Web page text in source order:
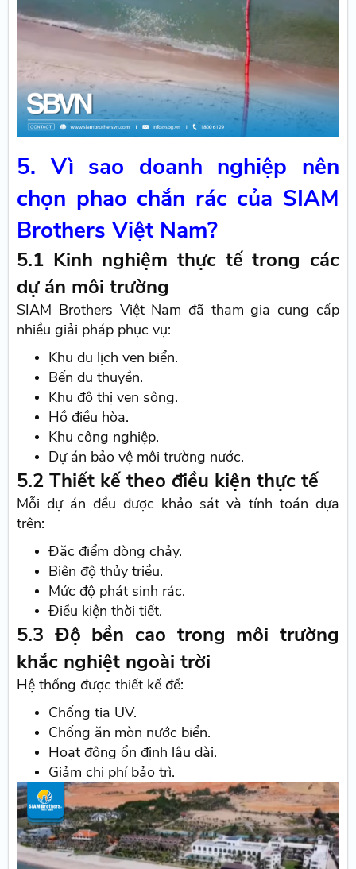
5. Vì sao doanh nghiệp nên
chọn phao chắn rác của SIAM
Brothers Việt Nam?
5.1 Kinh nghiệm thực tế trong các
dự án môi trường
SIAM Brothers Việt Nam đã tham gia cung cấp
nhiều giải pháp phục vụ:
Khu du lịch ven biển.
Bến du thuyền.
Khu đô thị ven sông.
Hồ điều hòa.
Khu công nghiệp.
Dự án bảo vệ môi trường nước.
5.2 Thiết kế theo điều kiện thực tế
Mỗi dự án đều được khảo sát và tính toán dựa
trên:
Đặc điểm dòng chảy.
Biên độ thủy triều.
Mức độ phát sinh rác.
Điều kiện thời tiết.
5.3 Độ bền cao trong môi trường
khắc nghiệt ngoài trời
Hệ thống được thiết kế để:
Chống tia UV.
Chống ăn mòn nước biển.
Hoạt động ổn định lâu dài.
Giảm chi phí bảo trì.